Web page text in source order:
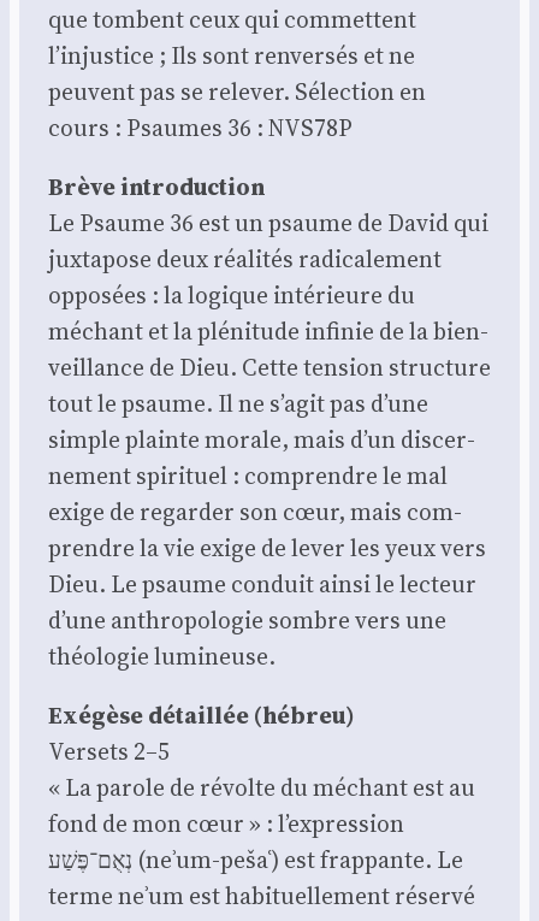
que tombent ceux qui com­mettent
l’injustice ; Ils sont ren­ver­sés et ne
peuvent pas se rele­ver. Sélec­tion en
cours : Psaumes 36 : NVS78P
Brève intro­duc­tion
Le Psaume 36 est un psaume de David qui
jux­ta­pose deux réa­li­tés radi­ca­le­ment
oppo­sées : la logique inté­rieure du
méchant et la plé­ni­tude infi­nie de la bien­
veillance de Dieu. Cette ten­sion struc­ture
tout le psaume. Il ne s’agit pas d’une
simple plainte morale, mais d’un dis­cer­
ne­ment spi­ri­tuel : com­prendre le mal
exige de regar­der son cœur, mais com­
prendre la vie exige de lever les yeux vers
Dieu. Le psaume conduit ain­si le lec­teur
d’une anthro­po­lo­gie sombre vers une
théo­lo­gie lumi­neuse.
Exé­gèse détaillée (hébreu)
Ver­sets 2–5
« La parole de révolte du méchant est au
fond de mon cœur » : l’expression
נְאֻם־פֶּשַׁע (neʾum-pešaʿ) est frap­pante. Le
terme neʾum est habi­tuel­le­ment réser­vé